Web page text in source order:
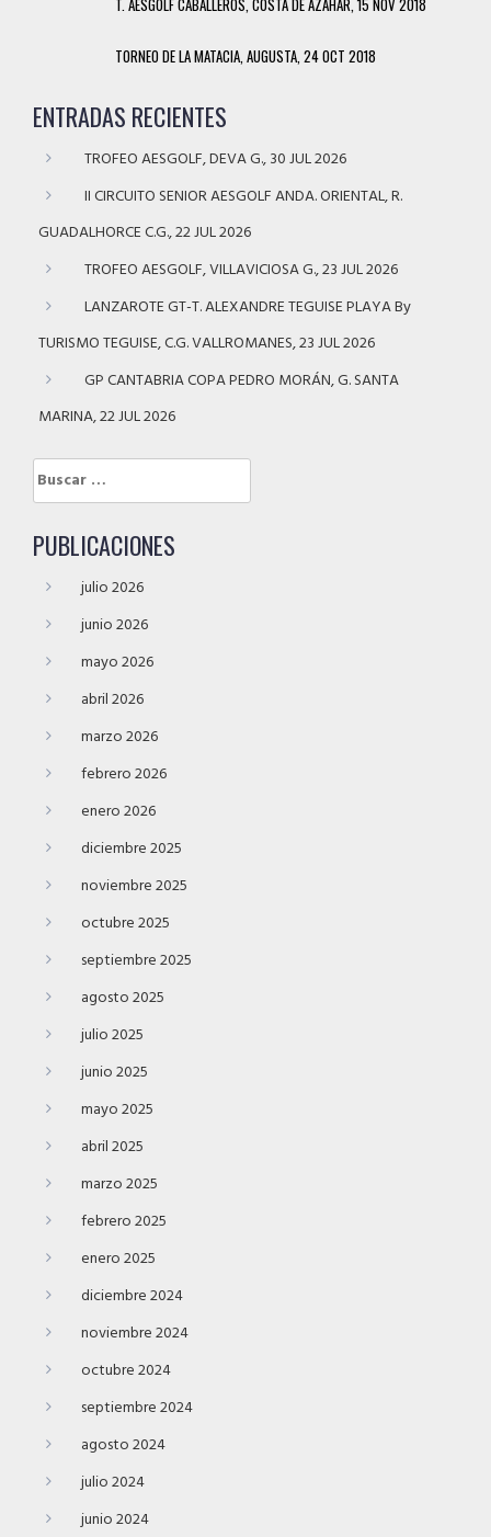
T. AESGOLF CABALLEROS, COSTA DE AZAHAR, 15 NOV 2018
TORNEO DE LA MATACIA, AUGUSTA, 24 OCT 2018
ENTRADAS RECIENTES
TROFEO AESGOLF, DEVA G., 30 JUL 2026
II CIRCUITO SENIOR AESGOLF ANDA. ORIENTAL, R.
GUADALHORCE C.G., 22 JUL 2026
TROFEO AESGOLF, VILLAVICIOSA G., 23 JUL 2026
LANZAROTE GT-T. ALEXANDRE TEGUISE PLAYA By
TURISMO TEGUISE, C.G. VALLROMANES, 23 JUL 2026
GP CANTABRIA COPA PEDRO MORÁN, G. SANTA
MARINA, 22 JUL 2026
Buscar:
PUBLICACIONES
julio 2026
junio 2026
mayo 2026
abril 2026
marzo 2026
febrero 2026
enero 2026
diciembre 2025
noviembre 2025
octubre 2025
septiembre 2025
agosto 2025
julio 2025
junio 2025
mayo 2025
abril 2025
marzo 2025
febrero 2025
enero 2025
diciembre 2024
noviembre 2024
octubre 2024
septiembre 2024
agosto 2024
julio 2024
junio 2024